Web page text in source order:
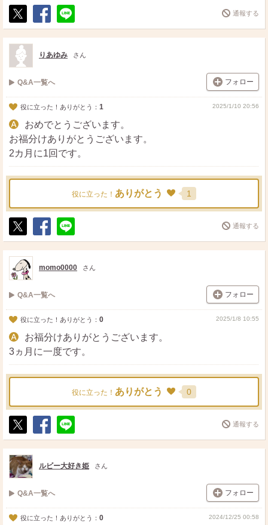
ポ
ス
ト
シ
ェ
送
る
通報する
りあゆみ さん
Q&A一覧へ フォロー
役に立った！ありがとう： 1 2025/1/10 20:56
おめでとうございます。
お福分けありがとうございます。
2カ月に1回です。
役に立った！ ありがとう 1
ポ
ス
ト
シ
ェ
送
る
通報する
momo0000 さん
Q&A一覧へ フォロー
役に立った！ありがとう： 0 2025/1/8 10:55
お福分けありがとうございます。
3ヵ月に一度です。
役に立った！ ありがとう 0
ポ
ス
ト
シ
ェ
送
る
通報する
ルビー大好き姫 さん
Q&A一覧へ フォロー
役に立った！ありがとう： 0 2024/12/25 00:58